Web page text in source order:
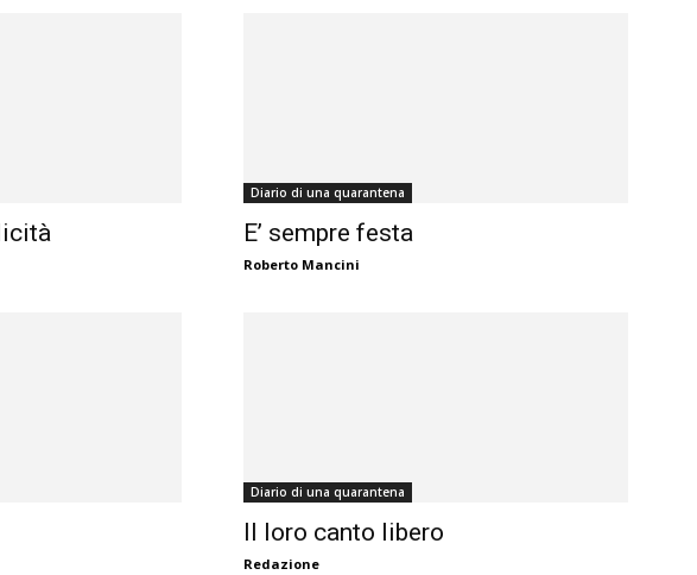
Diario di una quarantena
E’ sempre festa
Roberto Mancini
Diario di una quarantena
Il loro canto libero
Redazione